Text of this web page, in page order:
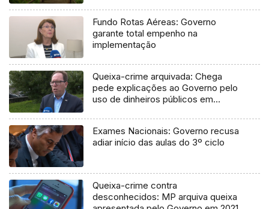
Fundo Rotas Aéreas: Governo
garante total empenho na
implementação
Queixa-crime arquivada: Chega
pede explicações ao Governo pelo
uso de dinheiros públicos em
Exames Nacionais: Governo recusa
adiar início das aulas do 3º ciclo
Queixa-crime contra
desconhecidos: MP arquiva queixa